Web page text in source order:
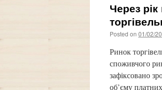
Через
Posted on 01/02/
Ринок
споживчого
зафіксовано
об’єму